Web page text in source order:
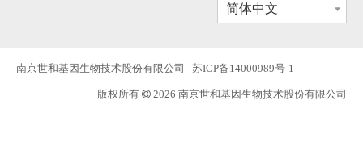
简体中文
南京世和基因生物技术股份有限公司 苏ICP备14000989号-1
版权所有  2026 南京世和基因生物技术股份有限公司